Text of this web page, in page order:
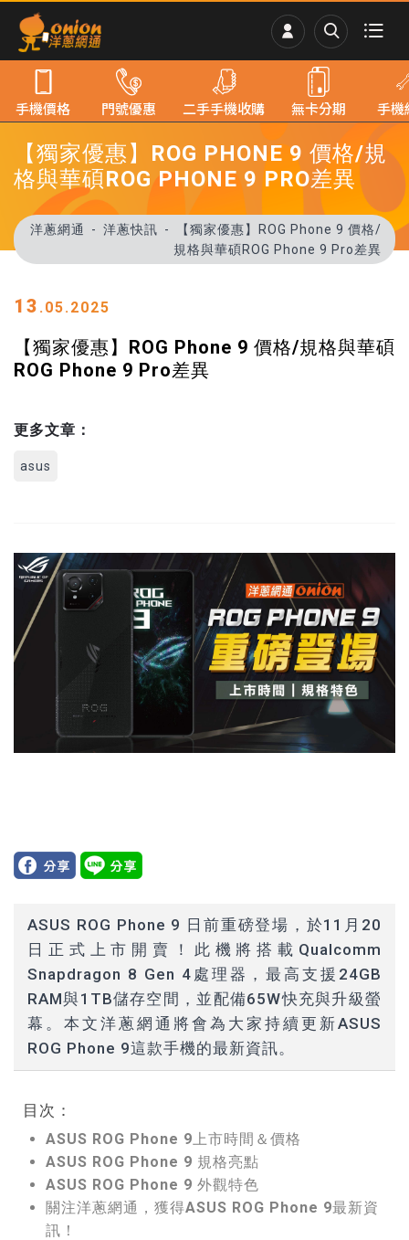
【獨家優惠】ROG PHONE 9 價格/規
格與華碩ROG PHONE 9 PRO差異
洋蔥網通 洋蔥快訊
【獨家優惠】ROG Phone 9 價格/
規格與華碩ROG Phone 9 Pro差異
13 .05.2025
【獨家優惠】ROG Phone 9 價格/規格與華碩
ROG Phone 9 Pro差異
更多文章：
asus
ASUS ROG Phone 9 日前重磅登場，於11月20
日正式上市開賣！此機將搭載Qualcomm
Snapdragon 8 Gen 4處理器，最高支援24GB
RAM與1TB儲存空間，並配備65W快充與升級螢
幕。本文洋蔥網通將會為大家持續更新ASUS
ROG Phone 9這款手機的最新資訊。
目次：
ASUS ROG Phone 9上市時間＆價格
ASUS ROG Phone 9 規格亮點
ASUS ROG Phone 9 外觀特色
關注洋蔥網通，獲得ASUS ROG Phone 9最新資
訊！
手機價格 門號優惠 二手手機收購 無卡分期 手機